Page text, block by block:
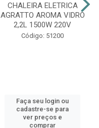
CHALEIRA ELETRICA
AGRATTO AROMA VIDRO
2,2L 1500W 220V
Código: 51200
Faça seu login ou
cadastre-se para
ver preços e
comprar